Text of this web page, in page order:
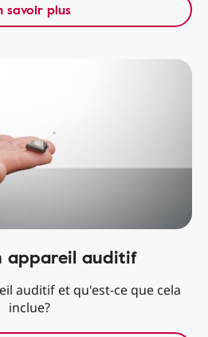
savoir plus
appareil auditif
auditif et qu'est-ce que cela
inclue?